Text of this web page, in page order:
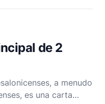
carta a los
de 2
a menudo
es una carta